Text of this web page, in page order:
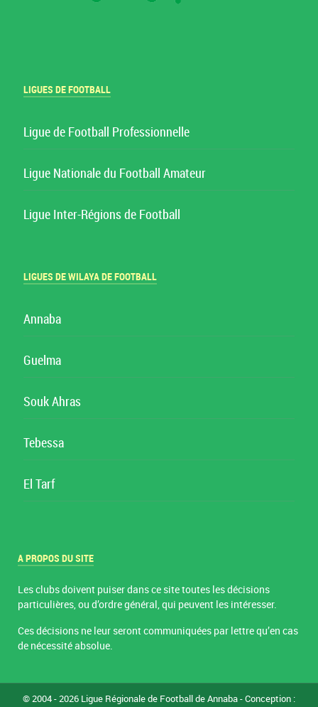
LIGUES DE FOOTBALL
Ligue de Football Professionnelle
Ligue Nationale du Football Amateur
Ligue Inter-Régions de Football
LIGUES DE WILAYA DE FOOTBALL
Annaba
Guelma
Souk Ahras
Tebessa
El Tarf
A PROPOS DU SITE
Les clubs doivent puiser dans ce site toutes les décisions
particulières, ou d’ordre général, qui peuvent les intéresser.
Ces décisions ne leur seront communiquées par lettre qu’en cas
de nécessité absolue.
© 2004 - 2026 Ligue Régionale de Football de Annaba - Conception :